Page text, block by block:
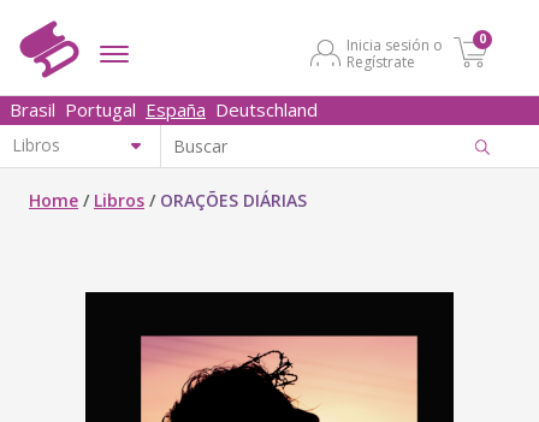
Inicia sesión o
Regístrate
0
Brasil Portugal España Deutschland
Home / Libros / ORAÇÕES DIÁRIAS